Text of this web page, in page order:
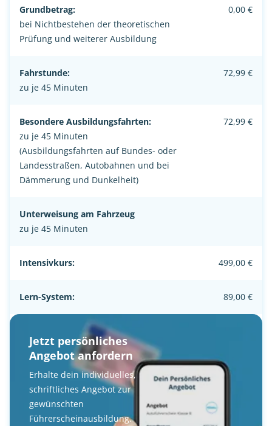
Grundbetrag:
bei Nichtbestehen der theoretischen
Prüfung und weiterer Ausbildung
0,00 €
Fahrstunde:
zu je 45 Minuten
72,99 €
Besondere Ausbildungsfahrten:
zu je 45 Minuten
(Ausbildungsfahrten auf Bundes- oder
Landesstraßen, Autobahnen und bei
Dämmerung und Dunkelheit)
72,99 €
Unterweisung am Fahrzeug
zu je 45 Minuten
Intensivkurs: 499,00 €
Lern-System: 89,00 €
Jetzt persönliches
Angebot anfordern
Erhalte dein individuelles,
schriftliches Angebot zur
gewünschten
Führerscheinausbildung.